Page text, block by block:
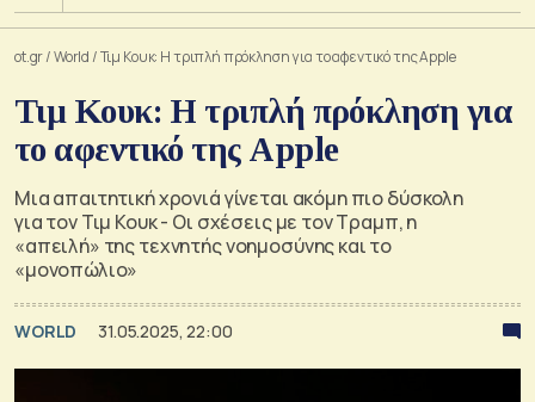
ot.gr/World /Τιμ Κουκ: Η τριπλή πρόκληση για το αφεντικό της Apple
Τιμ Κουκ: Η τριπλή πρόκληση για
το αφεντικό της Apple
Μια απαιτητική χρονιά γίνεται ακόμη πιο δύσκολη
για τον Τιμ Κουκ - Οι σχέσεις με τον Τραμπ, η
«απειλή» της τεχνητής νοημοσύνης και το
«μονοπώλιο»
WORLD 31.05.2025, 22:00